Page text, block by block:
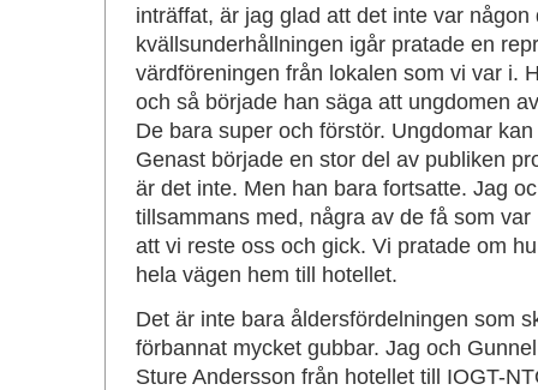
inträffat, är jag glad att det inte var någon
kvällsunderhållningen igår pratade en
värdföreningen från lokalen som vi var i.
och så började han säga att ungdomen
De bara super och förstör. Ungdomar
Genast började en stor del av publiken
är det inte. Men han bara fortsatte. Jag
tillsammans med, några av de få som
att vi reste oss och gick. Vi pratade om
hela vägen hem till hotellet.
Det är inte bara åldersfördelningen som
förbannat mycket gubbar. Jag och
Sture Andersson från hotellet till IOGT-